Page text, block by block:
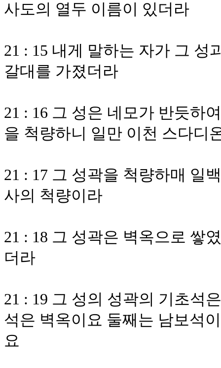
사도의 열두 이름이 있더라
21 : 15 내게 말하는 자가 그 성
갈대를 가졌더라
21 : 16 그 성은 네모가 반듯하
을 척량하니 일만 이천 스다디
21 : 17 그 성곽을 척량하매 일
사의 척량이라
21 : 18 그 성곽은 벽옥으로 쌓
더라
21 : 19 그 성의 성곽의 기초석
석은 벽옥이요 둘째는 남보석
요